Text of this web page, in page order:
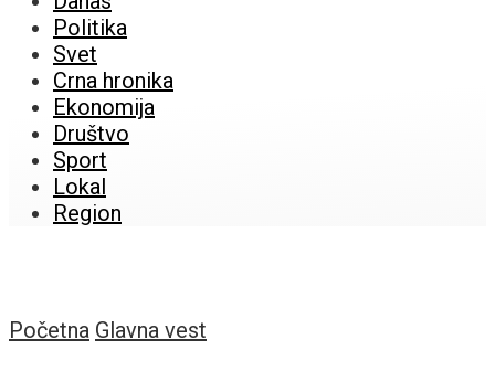
Politika
Svet
Crna hronika
Ekonomija
Društvo
Sport
Lokal
Region
Početna Glavna vest